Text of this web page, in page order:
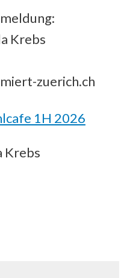
Krebs
zuerich.ch
1H 2026
Krebs